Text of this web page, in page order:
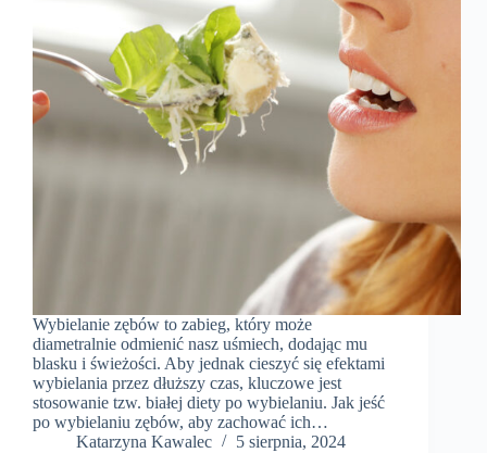
Wybielanie zębów to zabieg, który może
diametralnie odmienić nasz uśmiech, dodając mu
blasku i świeżości. Aby jednak cieszyć się efektami
wybielania przez dłuższy czas, kluczowe jest
stosowanie tzw. białej diety po wybielaniu. Jak jeść
po wybielaniu zębów, aby zachować ich…
Katarzyna Kawalec
5 sierpnia, 2024